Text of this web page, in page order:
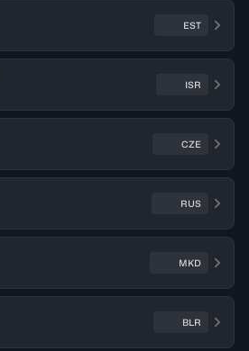
EST
ISR
CZE
RUS
MKD
BLR